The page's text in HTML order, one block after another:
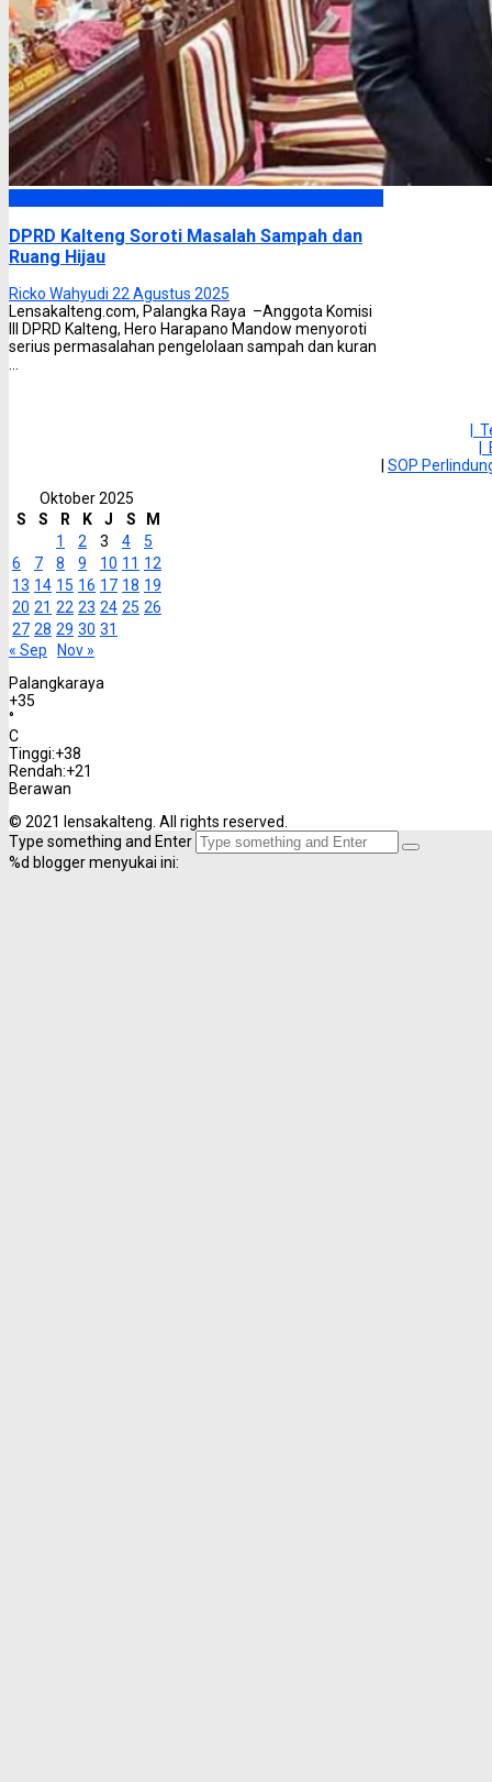
DPRD Kalteng Soroti Masalah Sampah dan
Ruang Hijau
Ricko Wahyudi 22 Agustus 2025
Lensakalteng.com, Palangka Raya –Anggota Komisi
III DPRD Kalteng, Hero Harapano Mandow menyoroti
serius permasalahan pengelolaan sampah dan kuran
|
SOP
Oktober 2025
S
S R K J S
M
1
2 3 4
5
6
7 8 9 10 11 12
13 14 15 16 17 18 19
20 21 22 23 24 25 26
27 28 29 30 31
« Sep
Nov »
Palangkaraya
+35
°
C
Tinggi:+38
Rendah:+21
Berawan
© 2021 lensakalteng. All rights reserved.
Type something and Enter
%d blogger menyukai ini: